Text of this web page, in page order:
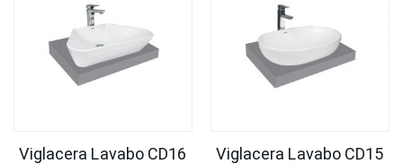
Viglacera Lavabo CD16 Viglacera Lavabo CD15